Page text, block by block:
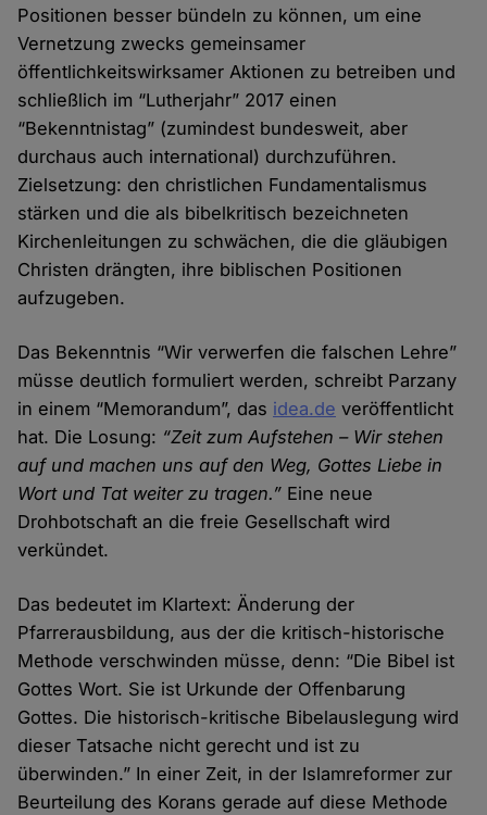
Positionen besser bündeln zu können, um eine
Vernetzung zwecks gemeinsamer
öffentlichkeitswirksamer Aktionen zu betreiben und
schließlich im “Lutherjahr” 2017 einen
“Bekenntnistag” (zumindest bundesweit, aber
durchaus auch international) durchzuführen.
Zielsetzung: den christlichen Fundamentalismus
stärken und die als bibelkritisch bezeichneten
Kirchenleitungen zu schwächen, die die gläubigen
Christen drängten, ihre biblischen Positionen
aufzugeben.
Das Bekenntnis “Wir verwerfen die falschen Lehre”
müsse deutlich formuliert werden, schreibt Parzany
in einem “Memorandum”, das idea.de veröffentlicht
hat. Die Losung: “Zeit zum Aufstehen – Wir stehen
auf und machen uns auf den Weg, Gottes Liebe in
Wort und Tat weiter zu tragen.” Eine neue
Drohbotschaft an die freie Gesellschaft wird
verkündet.
Das bedeutet im Klartext: Änderung der
Pfarrerausbildung, aus der die kritisch-historische
Methode verschwinden müsse, denn: “Die Bibel ist
Gottes Wort. Sie ist Urkunde der Offenbarung
Gottes. Die historisch-kritische Bibelauslegung wird
dieser Tatsache nicht gerecht und ist zu
überwinden.” In einer Zeit, in der Islamreformer zur
Beurteilung des Korans gerade auf diese Methode